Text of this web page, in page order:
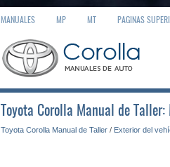
MANUALES MP MT PAGINAS
Toyota Corolla Manual de Taller:
Toyota Corolla Manual de Taller / Exterior del